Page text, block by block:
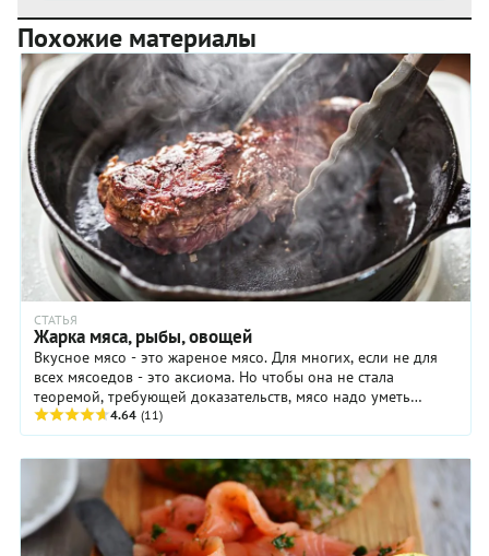
Похожие материалы
СТАТЬЯ
Жарка мяса, рыбы, овощей
Вкусное мясо - это жареное мясо. Для многих, если не для
всех мясоедов - это аксиома. Но чтобы она не стала
теоремой, требующей доказательств, мясо надо уметь
правильно жарить
4.64 (11)